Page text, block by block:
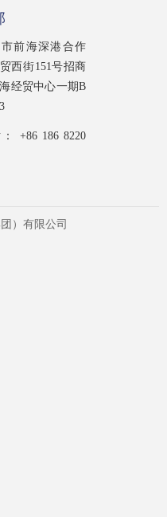
前海深港合作
西街151号招商
经贸中心一期B
+86 186 8220
）有限公司